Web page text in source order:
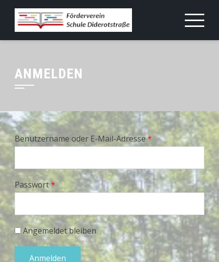
Skip
content
ANMELDEN
Benutzername oder E-Mail-Adresse*
Passwort*
Angemeldet bleiben